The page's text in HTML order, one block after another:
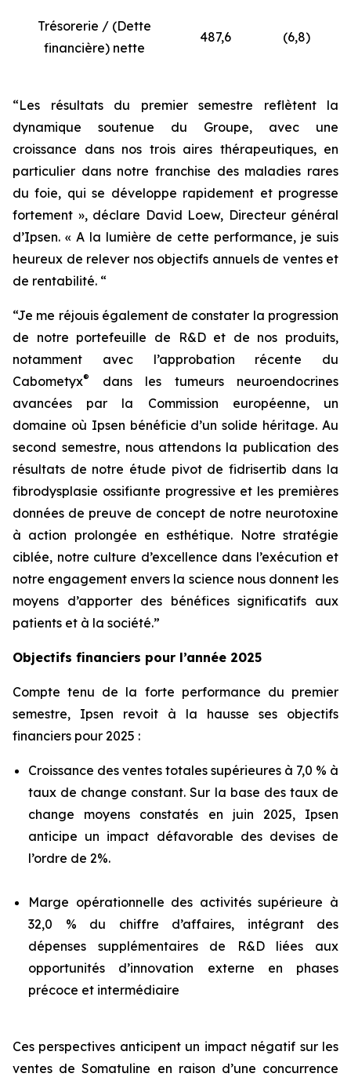
Trésorerie / (Dette
financière) nette
487,6 (6,8)
“Les résultats du premier semestre reflètent la
dynamique soutenue du Groupe, avec une
croissance dans nos trois aires thérapeutiques, en
particulier dans notre franchise des maladies rares
du foie, qui se développe rapidement et progresse
fortement », déclare David Loew, Directeur général
d’Ipsen. « A la lumière de cette performance, je suis
heureux de relever nos objectifs annuels de ventes et
de rentabilité. “
“Je me réjouis également de constater la progression
de notre portefeuille de R&D et de nos produits,
notamment avec l’approbation récente du
Cabometyx®
dans les tumeurs neuroendocrines
avancées par la Commission européenne, un
domaine où Ipsen bénéficie d’un solide héritage. Au
second semestre, nous attendons la publication des
résultats de notre étude pivot de fidrisertib dans la
fibrodysplasie ossifiante progressive et les premières
données de preuve de concept de notre neurotoxine
à action prolongée en esthétique. Notre stratégie
ciblée, notre culture d’excellence dans l’exécution et
notre engagement envers la science nous donnent les
moyens d’apporter des bénéfices significatifs aux
patients et à la société.”
Objectifs financiers pour l’année 2025
Compte tenu de la forte performance du premier
semestre, Ipsen revoit à la hausse ses objectifs
financiers pour 2025 :
Croissance des ventes totales supérieures à 7,0 % à
taux de change constant. Sur la base des taux de
change moyens constatés en juin 2025, Ipsen
anticipe un impact défavorable des devises de
l’ordre de 2%.
Marge opérationnelle des activités supérieure à
32,0 % du chiffre d’affaires, intégrant des
dépenses supplémentaires de R&D liées aux
opportunités d’innovation externe en phases
précoce et intermédiaire
Ces perspectives anticipent un impact négatif sur les
ventes de Somatuline en raison d’une concurrence